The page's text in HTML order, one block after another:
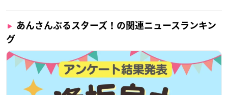
あんさんぶるスターズ！の関連ニュースランキン
グ